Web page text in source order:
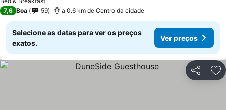
7,6 Boa 59 a 0.6 km de Centro da cidade
Selecione as datas para ver os preços
exatos.
Ver preços
Partilhar